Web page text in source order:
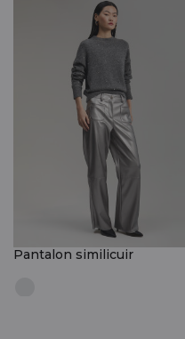
Pantalon similicuir